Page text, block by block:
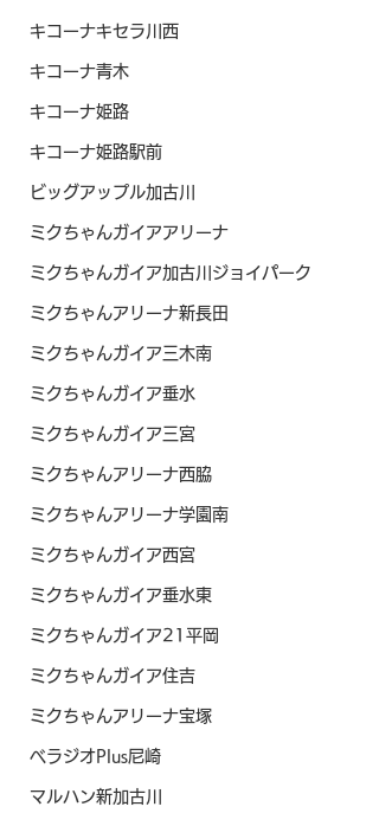
キコーナキセラ川西
キコーナ青木
キコーナ姫路
キコーナ姫路駅前
ビッグアップル加古川
ミクちゃんガイアアリーナ
ミクちゃんガイア加古川ジョイパーク
ミクちゃんアリーナ新長田
ミクちゃんガイア三木南
ミクちゃんガイア垂水
ミクちゃんガイア三宮
ミクちゃんアリーナ西脇
ミクちゃんアリーナ学園南
ミクちゃんガイア西宮
ミクちゃんガイア垂水東
ミクちゃんガイア21平岡
ミクちゃんガイア住吉
ミクちゃんアリーナ宝塚
ベラジオPlus尼崎
マルハン新加古川